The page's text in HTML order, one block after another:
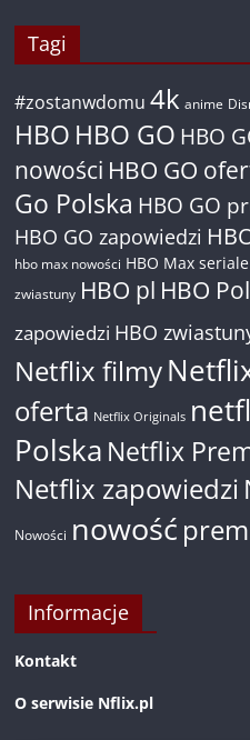
Tagi
#zostanwdomu 4k anime
HBO HBO GO HBO
nowości HBO GO
Go Polska HBO GO
HBO GO zapowiedzi
hbo max nowości HBO Max seriale
zwiastuny HBO pl HBO
zapowiedzi HBO
Netflix filmy
oferta Netflix Originals
Polska Netflix
Netflix zapowiedzi
Nowości nowość
Informacje
Kontakt
O serwisie Nflix.pl